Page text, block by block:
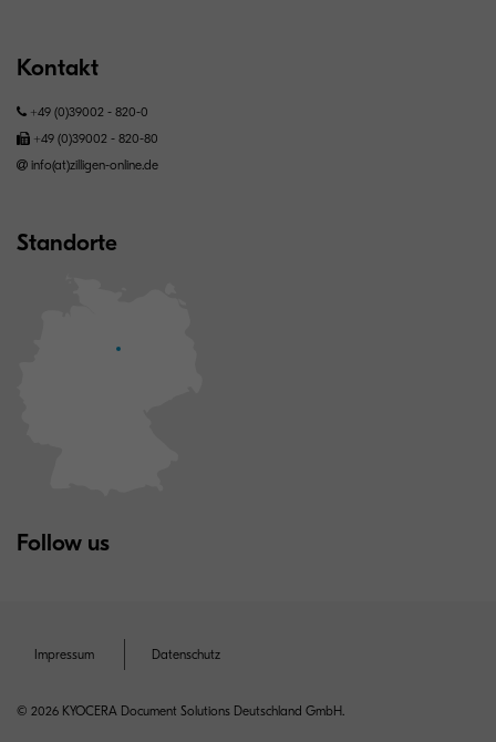
Kontakt
+49 (0)39002 - 820-0
+49 (0)39002 - 820-80
info(at)zilligen-online.de
Standorte
Follow us
Impressum Datenschutz
© 2026 KYOCERA Document Solutions Deutschland GmbH.